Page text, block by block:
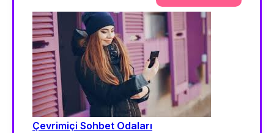
Çevrimiçi Sohbet Odaları